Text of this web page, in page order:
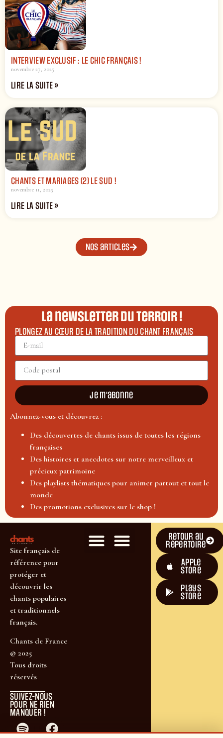
INTERVIEW EXCLUSIF : LE CHIC FRANÇAIS !
novembre 27, 2025
LIRE LA SUITE »
CHANTS ET MARIAGES (2) LE SUD !
novembre 11, 2025
LIRE LA SUITE »
Nos articles
La newsletter du terroir !
PLONGEZ AU CŒUR DE LA TRADITION DU CHANT FRANÇAIS
Je m'abonne
Abonnez-vous et découvrez :
Des découvertes de chants issus de toutes les régions
françaises
Des histoires et anecdotes sur notre merveilleux et
précieux patrimoine
Des playlists thématiques pour animer partout et tout le
monde
Des promotions exclusives sur le shop !
Site français de
référence pour
protéger et
découvrir les
chants populaires
et traditionnels
français.
Chants de France
© 2025
Tous droits
réservés
SUIVEZ-NOUS
POUR NE RIEN
MANQUER !
Retour au
répertoire
Apple
Store
plays
store